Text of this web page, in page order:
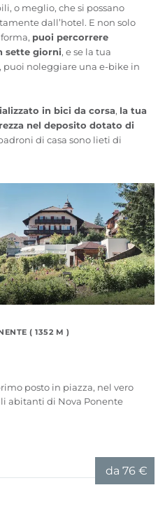
o meglio, che si possano
dall’hotel. E non solo
puoi percorrere
sette giorni, e se la tua
puoi noleggiare una e-bike in
in bici da corsa, la tua
nel deposito dotato di
di casa sono lieti di
( 1352 M )
posto in piazza, nel vero
abitanti di Nova Ponente
da 76 €